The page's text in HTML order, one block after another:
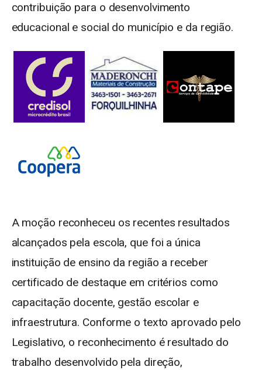
contribuição para o desenvolvimento
educacional e social do município e da região.
A moção reconheceu os recentes resultados
alcançados pela escola, que foi a única
instituição de ensino da região a receber
certificado de destaque em critérios como
capacitação docente, gestão escolar e
infraestrutura. Conforme o texto aprovado pelo
Legislativo, o reconhecimento é resultado do
trabalho desenvolvido pela direção,